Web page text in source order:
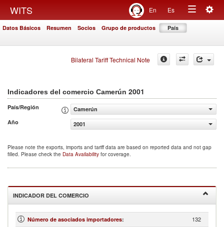
WITS En Es
Toggle
Datos Básicos Resumen Socios Grupo de productos País
Bilateral Tariff Technical Note
Indicadores del comercio Camerún 2001
País/Región
Camerún
Año
2001
Please note the exports, imports and tariff data are based on reported data and not gap
filled. Please check the Data Availability for coverage.
INDICADOR DEL COMERCIO
Número de asociados importadores: 132